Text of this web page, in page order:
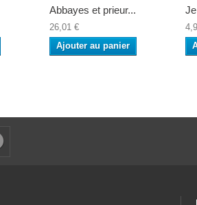
Abbayes et prieur...
26,01 €
Ajouter au panier